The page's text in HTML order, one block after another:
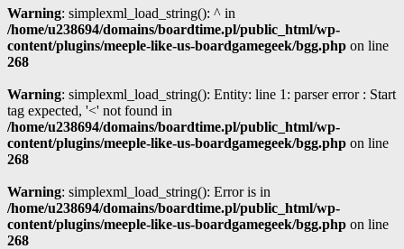
Warning: simplexml_load_string(): ^ in
/home/u238694/domains/boardtime.pl/public_html/wp-
content/plugins/meeple-like-us-boardgamegeek/bgg.php on line
268
Warning: simplexml_load_string(): Entity: line 1: parser error : Start
tag expected, '<' not found in
/home/u238694/domains/boardtime.pl/public_html/wp-
content/plugins/meeple-like-us-boardgamegeek/bgg.php on line
268
Warning: simplexml_load_string(): Error is in
/home/u238694/domains/boardtime.pl/public_html/wp-
content/plugins/meeple-like-us-boardgamegeek/bgg.php on line
268